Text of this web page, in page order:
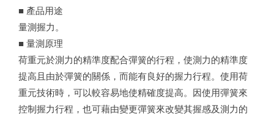
■ 產品用途
量測握力。
■ 量測原理
荷重元於測力的精準度配合彈簧的行程，使測力的精準度
提高且由於彈簧的關係，而能有良好的握力行程。使用荷
重元技術時，可以較容易地使精確度提高。因使用彈簧來
控制握力行程，也可藉由變更彈簧來改變其握感及測力的